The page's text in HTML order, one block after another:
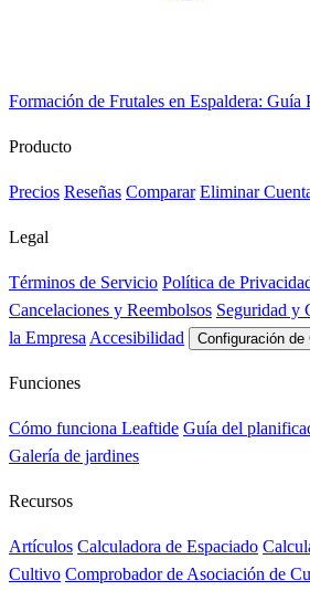
Formación de Frutales en Espaldera: Guía
Producto
Precios Reseñas Comparar Eliminar
Legal
Términos de Servicio Política de
Cancelaciones y Reembolsos Seguridad y
la Empresa Accesibilidad Configuración de
Funciones
Cómo funciona Leaftide Guía del
Galería de jardines
Recursos
Artículos Calculadora de Espaciado
Cultivo Comprobador de Asociación de